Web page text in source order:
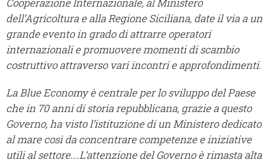
dell’Agricoltura e alla Regione Siciliana, date il via a un
grande evento in grado di attrarre operatori
internazionali e promuovere momenti di scambio
costruttivo attraverso vari incontri e approfondimenti.
La Blue Economy è centrale per lo sviluppo del Paese
che in 70 anni di storia repubblicana, grazie a questo
Governo, ha visto l’istituzione di un Ministero dedicato
al mare così da concentrare competenze e iniziative
utili al settore….L’attenzione del Governo è rimasta alta